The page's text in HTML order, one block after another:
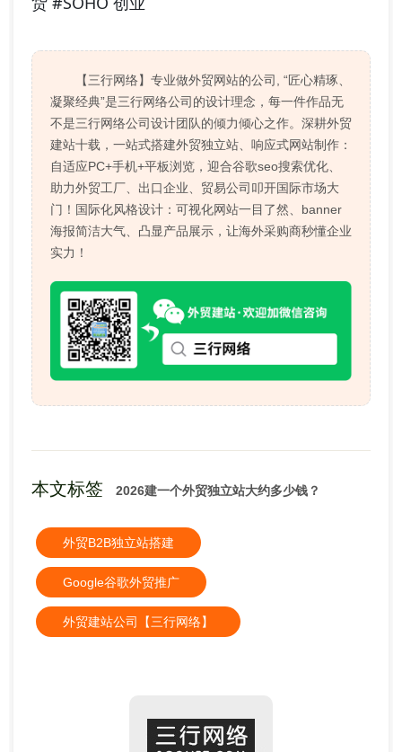
【三行网络】专业做外贸网站的公司, “匠心精琢、
凝聚经典”是三行网络公司的设计理念，每一件作品无
不是三行网络公司设计团队的倾力倾心之作。深耕外贸
建站十载，一站式搭建外贸独立站、响应式网站制作：
自适应PC+手机+平板浏览，迎合谷歌seo搜索优化、
助力外贸工厂、出口企业、贸易公司叩开国际市场大
门！国际化风格设计：可视化网站一目了然、banner
海报简洁大气、凸显产品展示，让海外采购商秒懂企业
实力！
本文标签 2026建一个外贸独立站大约多少钱？
外贸B2B独立站搭建
Google谷歌外贸推广
外贸建站公司【三行网络】